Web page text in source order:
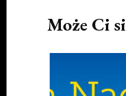
Może Ci